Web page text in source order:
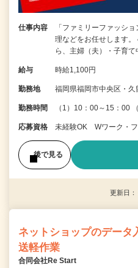
仕事内容
「ファミリーファッシ
理などをお任せします
ら、主婦（夫）・子育
給与 時給1,100円
勤務地 福岡県福岡市中央区・久
勤務時間 （1）10：00～15：00
応募資格 未経験OK Wワーク・
後で見る
更新日
ネットショップのデータ
送軽作業
合同会社Re Start